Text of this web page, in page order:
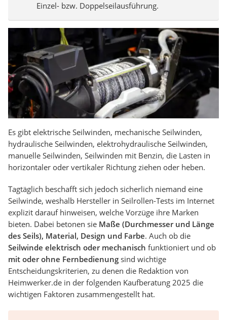
Einzel- bzw. Doppelseilausführung.
Es gibt elektrische Seilwinden, mechanische Seilwinden,
hydraulische Seilwinden, elektrohydraulische Seilwinden,
manuelle Seilwinden, Seilwinden mit Benzin, die Lasten in
horizontaler oder vertikaler Richtung ziehen oder heben.
Tagtäglich beschafft sich jedoch sicherlich niemand eine
Seilwinde, weshalb Hersteller in Seilrollen-Tests im Internet
explizit darauf hinweisen, welche Vorzüge ihre Marken
bieten. Dabei betonen sie Maße (Durchmesser und Länge
des Seils), Material, Design und Farbe. Auch ob die
Seilwinde elektrisch oder mechanisch funktioniert und ob
mit oder ohne Fernbedienung sind wichtige
Entscheidungskriterien, zu denen die Redaktion von
Heimwerker.de in der folgenden Kaufberatung 2025 die
wichtigen Faktoren zusammengestellt hat.